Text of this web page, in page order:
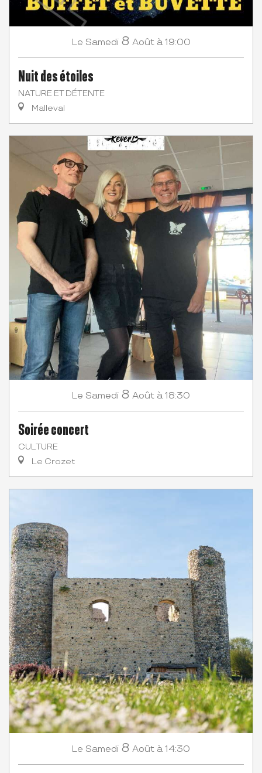
Le Samedi 8 Août à 19:00
Nuit des étoiles
NATURE ET DÉTENTE
Malleval
Le Samedi 8 Août à 18:30
Soirée concert
CULTURE
Le Crozet
Le Samedi 8 Août à 14:30